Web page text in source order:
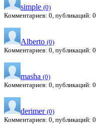
simple (0)
Комментариев: 0, публикаций: 0
Alberto (0)
Комментариев: 0, публикаций: 0
masha (0)
Комментариев: 0, публикаций: 0
derimer (0)
Комментариев: 0, публикаций: 0